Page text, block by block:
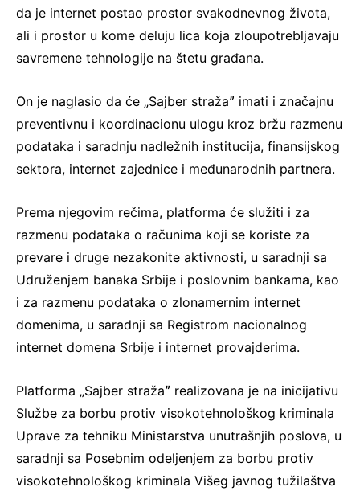
da je internet postao prostor svakodnevnog života,
ali i prostor u kome deluju lica koja zloupotrebljavaju
savremene tehnologije na štetu građana.
On je naglasio da će „Sajber stražaˮ imati i značajnu
preventivnu i koordinacionu ulogu kroz bržu razmenu
podataka i saradnju nadležnih institucija, finansijskog
sektora, internet zajednice i međunarodnih partnera.
Prema njegovim rečima, platforma će služiti i za
razmenu podataka o računima koji se koriste za
prevare i druge nezakonite aktivnosti, u saradnji sa
Udruženjem banaka Srbije i poslovnim bankama, kao
i za razmenu podataka o zlonamernim internet
domenima, u saradnji sa Registrom nacionalnog
internet domena Srbije i internet provajderima.
Platforma „Sajber stražaˮ realizovana je na inicijativu
Službe za borbu protiv visokotehnološkog kriminala
Uprave za tehniku Ministarstva unutrašnjih poslova, u
saradnji sa Posebnim odeljenjem za borbu protiv
visokotehnološkog kriminala Višeg javnog tužilaštva